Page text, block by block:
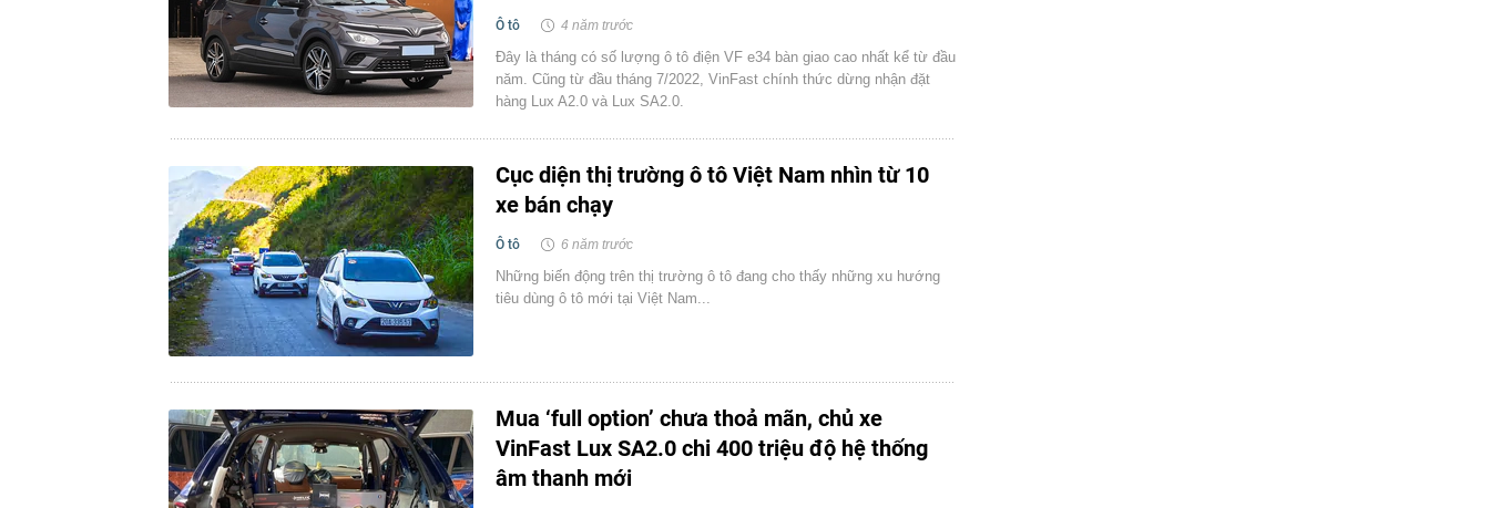
Ô tô 4 năm trước
Đây là tháng có số lượng ô tô điện VF e34 bàn giao cao nhất kể từ đầu
năm. Cũng từ đầu tháng 7/2022, VinFast chính thức dừng nhận đặt
hàng Lux A2.0 và Lux SA2.0.
Cục diện thị trường ô tô Việt Nam nhìn từ 10
xe bán chạy
Ô tô 6 năm trước
Những biến động trên thị trường ô tô đang cho thấy những xu hướng
tiêu dùng ô tô mới tại Việt Nam...
Mua ‘full option’ chưa thoả mãn, chủ xe
VinFast Lux SA2.0 chi 400 triệu độ hệ thống
âm thanh mới